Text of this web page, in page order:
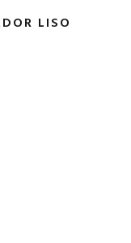
LISO